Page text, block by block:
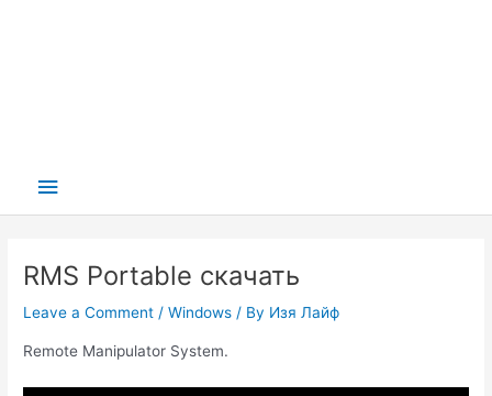
Main
RMS Portable скачать
Leave a Comment /Windows / By Изя Лайф
Remote Manipulator System.